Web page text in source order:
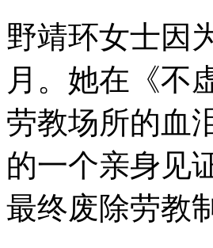
野靖环女士因
月。她在《不
劳教场所的血
的一个亲身见
最终废除劳教